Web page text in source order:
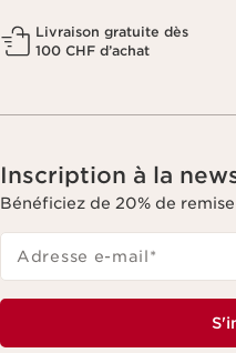
Livraison gratuite dès
100 CHF d’achat
Inscription à la
Bénéficiez de 20% de
Adresse e-mail*